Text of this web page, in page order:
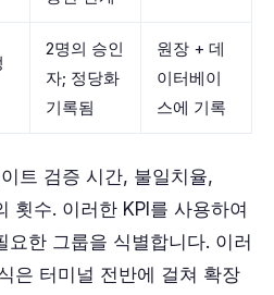
2명의 승인
자; 정당화
기록됨
원장 + 데
이터베이
스에 기록
트 검증 시간, 불일치율,
횟수. 이러한 KPI를 사용하여
요한 그룹을 식별합니다. 이러
은 터미널 전반에 걸쳐 확장